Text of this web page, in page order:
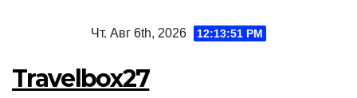
Чт. Авг 6th, 2026 12:13:52 PM
Travelbox27